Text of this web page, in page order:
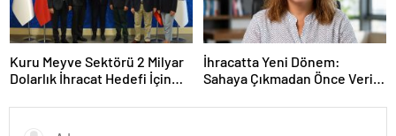
Kuru Meyve Sektörü 2 Milyar
Dolarlık İhracat Hedefi İçin
İhracatta Yeni Dönem:
Sahaya Çıkmadan Önce Veriyi